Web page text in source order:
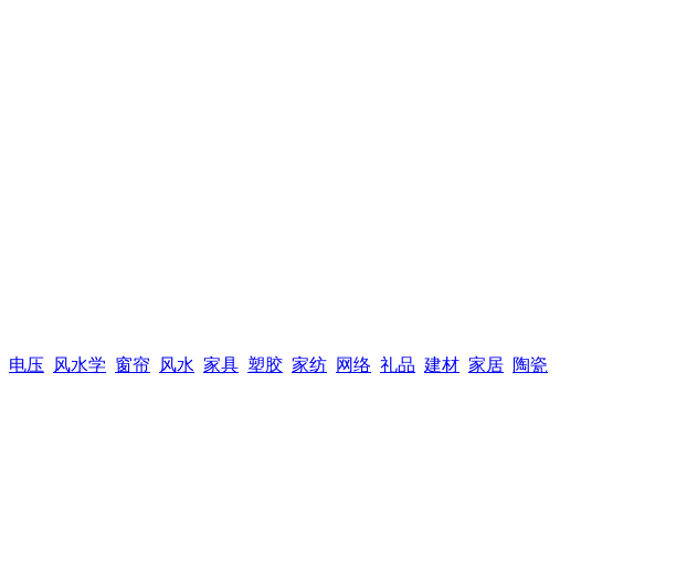
电压 风水学 窗帘 风水 家具 塑胶 家纺 网络 礼品 建材 家居 陶瓷